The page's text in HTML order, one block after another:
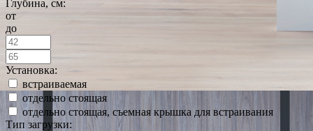
Глубина, см:
от
до
Установка:
встраиваемая
отдельно стоящая
отдельно стоящая, съемная крышка для встраивания
Тип загрузки: